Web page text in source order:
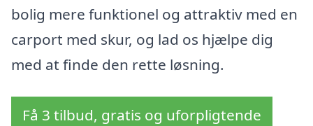
bolig mere funktionel og attraktiv med en
carport med skur, og lad os hjælpe dig
med at finde den rette løsning.
Få 3 tilbud, gratis og uforpligtende